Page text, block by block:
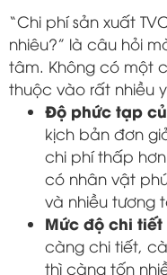
“Chi phí sản xuất
nhiêu?” là câu hỏi
tâm. Không có một
thuộc vào rất nhiều
Độ phức tạp
kịch bản đơn
chi phí thấp
có nhân vật
và nhiều tương
Mức độ chi tiết
càng chi tiết,
thì càng tốn